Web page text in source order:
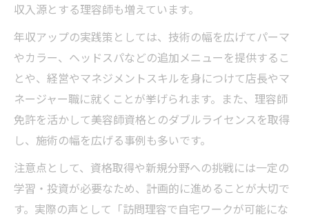
収入源とする理容師も増えています。
年収アップの実践策としては、技術の幅を広げてパーマ
やカラー、ヘッドスパなどの追加メニューを提供するこ
とや、経営やマネジメントスキルを身につけて店長やマ
ネージャー職に就くことが挙げられます。また、理容師
免許を活かして美容師資格とのダブルライセンスを取得
し、施術の幅を広げる事例も多いです。
注意点として、資格取得や新規分野への挑戦には一定の
学習・投資が必要なため、計画的に進めることが大切で
す。実際の声として「訪問理容で自宅ワークが可能にな